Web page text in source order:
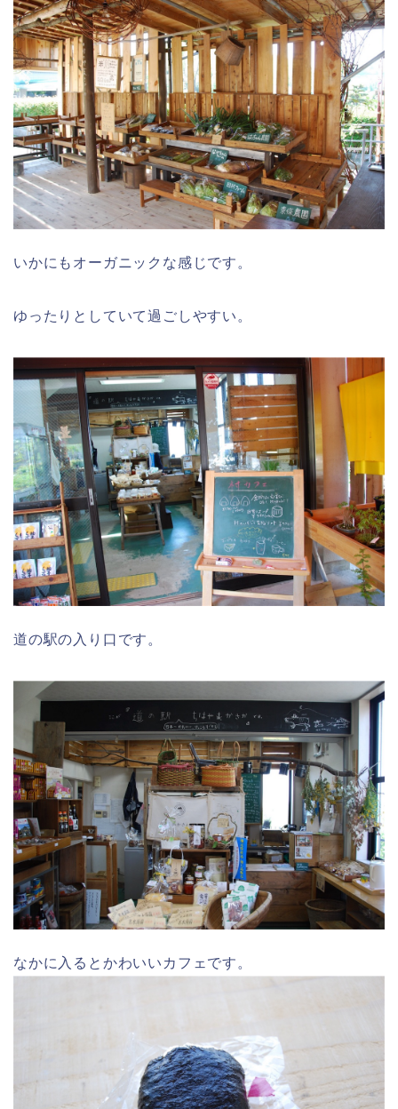
いかにもオーガニックな感じです。
ゆったりとしていて過ごしやすい。
道の駅の入り口です。
なかに入るとかわいいカフェです。